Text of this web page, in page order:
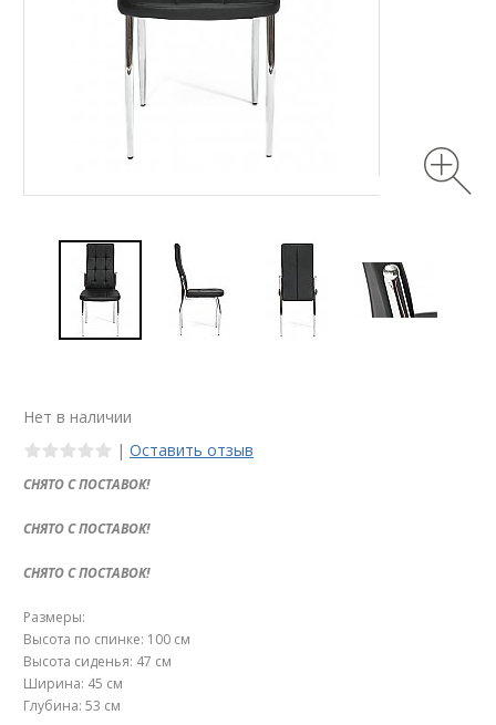
Нет в наличии
| Оставить отзыв
СНЯТО С ПОСТАВОК!
СНЯТО С ПОСТАВОК!
СНЯТО С ПОСТАВОК!
Размеры:
Высота по спинке: 100 см
Высота сиденья: 47 см
Ширина: 45 см
Глубина: 53 см